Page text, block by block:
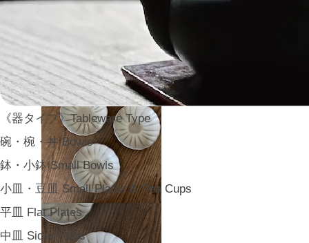
《器タイプ》Tableware Type
碗・椀・丼 Bowls
鉢・小鉢 Small Bowls
小皿・豆皿 Small Plates & Pea Cups
平皿 Flat Plates
中皿 Side Plates